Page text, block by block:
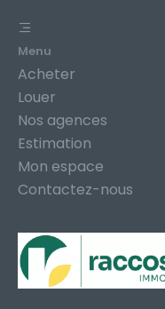
Menu
Acheter
Louer
Nos agences
Estimation
Mon espace
Contactez-nous